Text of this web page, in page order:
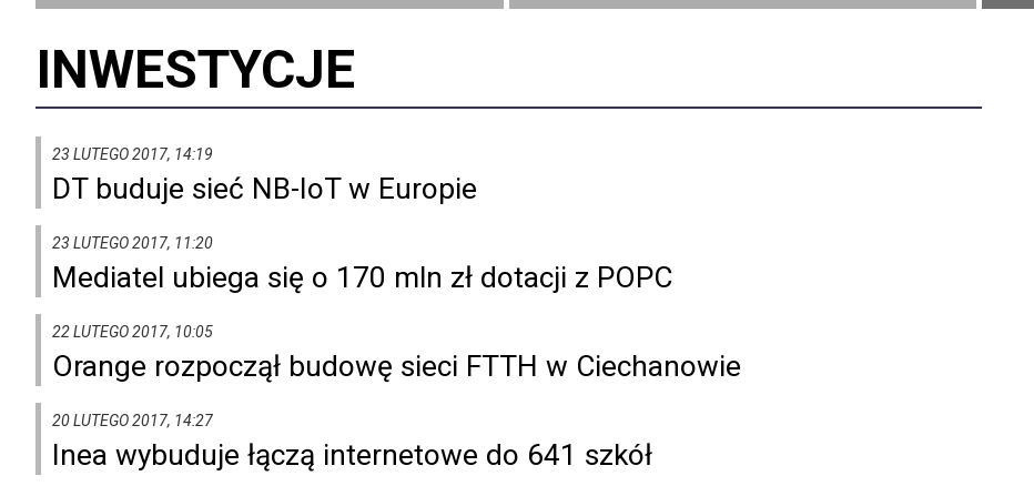
INWESTYCJE
23 LUTEGO 2017, 14:19
DT buduje sieć NB-IoT w Europie
23 LUTEGO 2017, 11:20
Mediatel ubiega się o 170 mln zł dotacji z POPC
22 LUTEGO 2017, 10:05
Orange rozpoczął budowę sieci FTTH w Ciechanowie
20 LUTEGO 2017, 14:27
Inea wybuduje łączą internetowe do 641 szkół